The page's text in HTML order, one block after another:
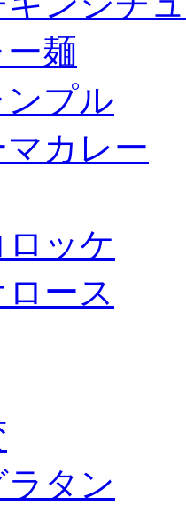
麺
ンプル
カレー
ッケ
ース
タン